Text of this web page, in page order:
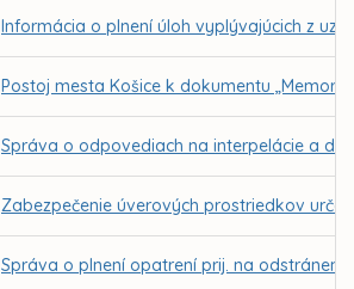
Informácia o plnení úloh vyplývajúcich z
Postoj mesta Košice k dokumentu
Správa o odpovediach na interpelácie a
Zabezpečenie úverových prostriedkov
Správa o plnení opatrení prij. na